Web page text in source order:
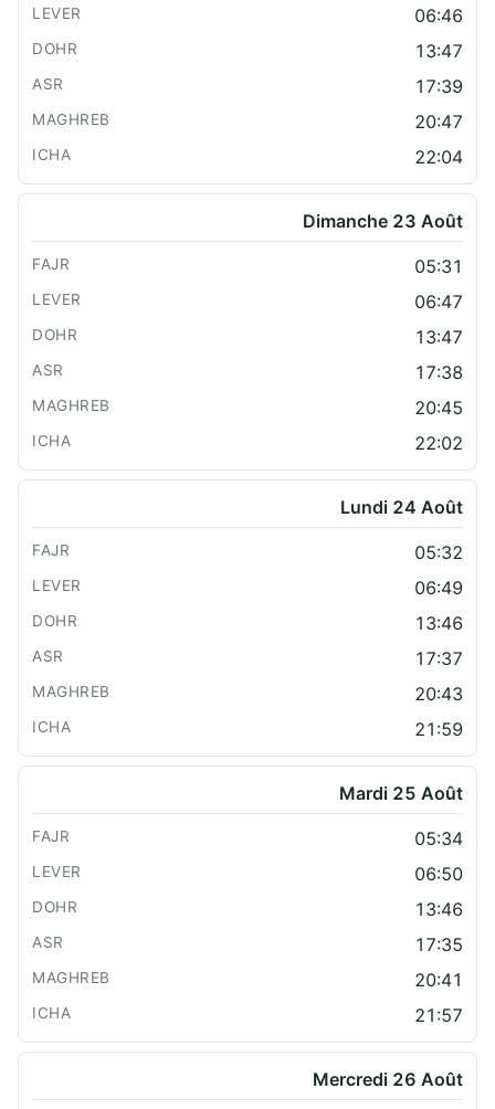
06:46
13:47
17:39
20:47
22:04
Dimanche 23 Août
05:31
06:47
13:47
17:38
20:45
22:02
Lundi 24 Août
05:32
06:49
13:46
17:37
20:43
21:59
Mardi 25 Août
05:34
06:50
13:46
17:35
20:41
21:57
Mercredi 26 Août